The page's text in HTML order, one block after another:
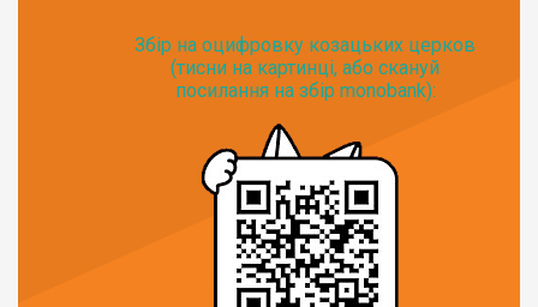
Збір на оцифровку козацьких церков
(тисни на картинці, або скануй
посилання на збір monobank):